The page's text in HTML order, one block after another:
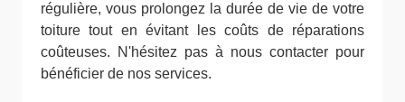
régulière, vous prolongez la durée de vie de votre
toiture tout en évitant les coûts de réparations
coûteuses. N'hésitez pas à nous contacter pour
bénéficier de nos services.